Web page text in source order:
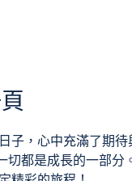
子，心中充滿了期
都是成長的一部